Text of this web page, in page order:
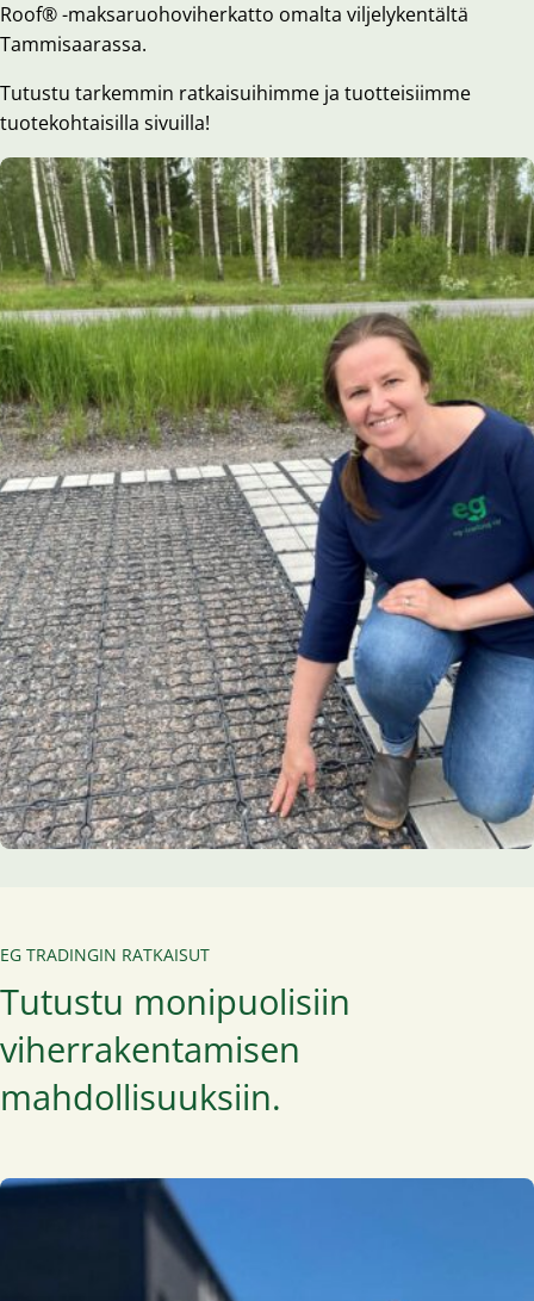
Roof® -maksaruohoviherkatto omalta viljelykentältä
Tammisaarassa.
Tutustu tarkemmin ratkaisuihimme ja tuotteisiimme
tuotekohtaisilla sivuilla!
EG TRADINGIN RATKAISUT
Tutustu monipuolisiin
viherrakentamisen
mahdollisuuksiin.